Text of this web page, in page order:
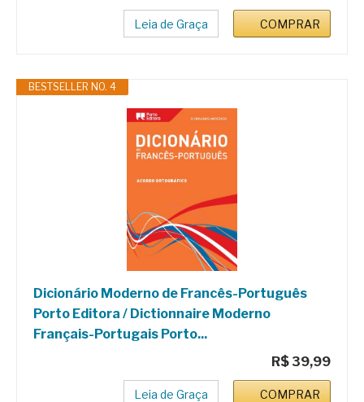
Leia de Graça COMPRAR
BESTSELLER NO. 4
Dicionário Moderno de Francês-Português
Porto Editora / Dictionnaire Moderno
Français-Portugais Porto...
R$ 39,99
Leia de Graça COMPRAR